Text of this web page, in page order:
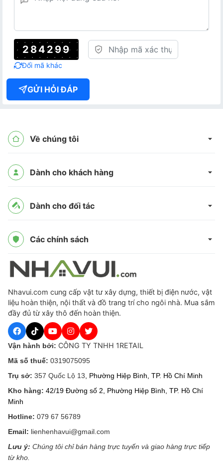
284299
Đổi mã khác
GỬI HỎI ĐÁP
Về chúng tôi
Dành cho khách hàng
Dành cho đối tác
Các chính sách
Nhavui.com cung cấp vật tư xây dựng, thiết bị điện nước, vật
liệu hoàn thiện, nội thất và đồ trang trí cho ngôi nhà. Mua sắm
đầy đủ từ xây thô đến hoàn thiện.
Vận hành bởi: CÔNG TY TNHH 1RETAIL
Mã số thuế: 0319075095
Trụ sở: 357 Quốc Lộ 13 , Phường Hiệp Bình, TP. Hồ Chí Minh
Kho hàng: 42/19 Đường số 2, Phường Hiệp Bình, TP. Hồ Chí
Minh
Hotline: 079 67 56789
Email: lienhenhavui@gmail.com
Lưu ý: Chúng tôi chỉ bán hàng trực tuyến và giao hàng trực tiếp
từ kho.